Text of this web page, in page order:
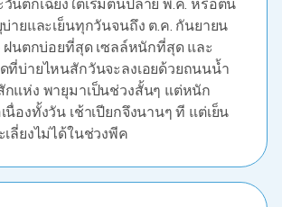
นตกเฉียงใต้เริ่มต้นปลาย พ.ค. หรือต้น
ายและเย็นทุกวันจนถึง ต.ค. กันยายน
ฝนตกบ่อยที่สุด เซลล์หนักที่สุด และ
ที่บ่ายไหนสักวันจะลงเอยด้วยถนนน้ำ
แห่ง พายุมาเป็นช่วงสั้นๆ แต่หนัก
นื่องทั้งวัน เช้าเปียกจึงนานๆ ที แต่เย็น
เลี่ยงไม่ได้ในช่วงพีค